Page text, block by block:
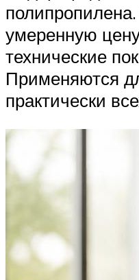
умеренную
технические
Применяются
практически